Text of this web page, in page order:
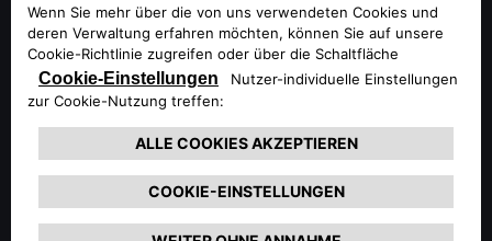
fährt ein noch junger Dustin Hoffman im italienischen
Cabriolet durch Kalifornien. Der Erfolg war so groß, dass
Alfa Romeo den Spider in den USA unter dem Modellnamen
„Graduate“ verkaufte, dem amerikanischen Originaltitel des
Films.
Alfa Romeo 4C Safety-Car (2014)